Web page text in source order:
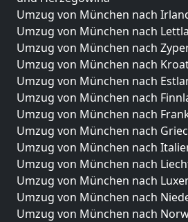
Umzug von München nach
Umzug von München nach
Umzug von München nach
Umzug von München nach
Umzug von München nach
Umzug von München nach
Umzug von München nach
Umzug von München nach
Umzug von München nach
Umzug von München nach
Umzug von München nach
Umzug von München nach
Umzug von München nach